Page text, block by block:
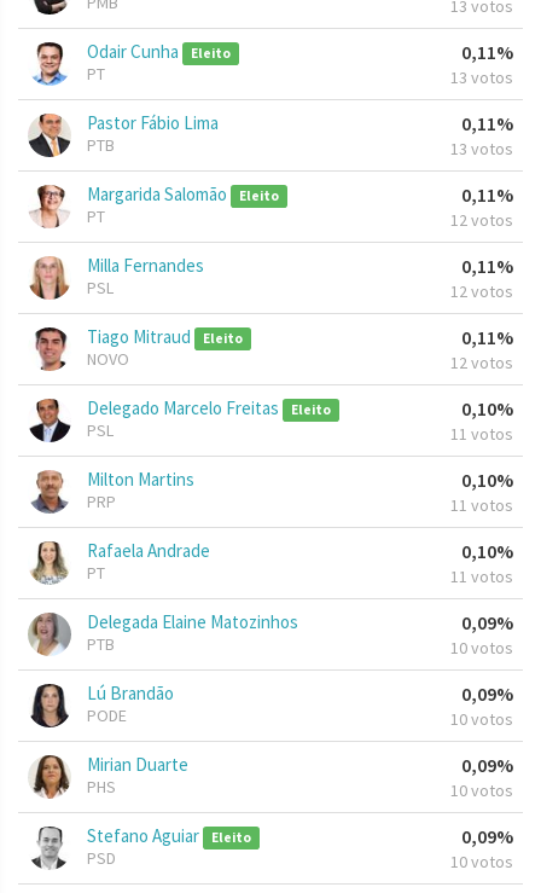
13 votos
Odair Cunha Eleito
PT
0,11%
13 votos
Pastor Fábio Lima
PTB
0,11%
13 votos
Margarida Salomão Eleito
PT
0,11%
12 votos
Milla Fernandes
PSL
0,11%
12 votos
Tiago Mitraud Eleito
NOVO
0,11%
12 votos
Delegado Marcelo Freitas Eleito
PSL
0,10%
11 votos
Milton Martins
PRP
0,10%
11 votos
Rafaela Andrade
PT
0,10%
11 votos
Delegada Elaine Matozinhos
PTB
0,09%
10 votos
Lú Brandão
PODE
0,09%
10 votos
Mirian Duarte
PHS
0,09%
10 votos
Stefano Aguiar Eleito
PSD
0,09%
10 votos